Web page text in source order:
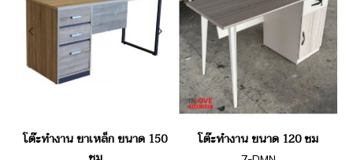
โต๊ะทำงาน ขาเหล็ก ขนาด 150
โต๊ะทำงาน ขนาด 120 ซม